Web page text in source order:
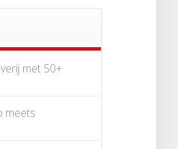
met 50+
meets